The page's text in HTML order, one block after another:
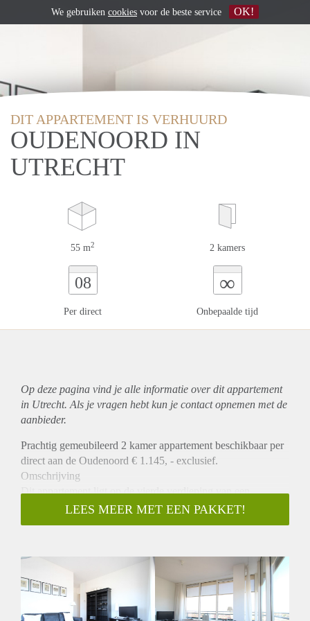
DIT APPARTEMENT IS VERHUURD
OUDENOORD IN
UTRECHT
55 m2 2 kamers
08
Per direct
∞
Onbepaalde tijd
Op deze pagina vind je alle informatie over ditappartement
in Utrecht. Als je vragen hebt kun je contact opnemen met de
aanbieder.
Prachtig gemeubileerd 2 kamer appartement beschikbaar per
direct aan de Oudenoord € 1.145, - exclusief.
Omschrijving
Dit appartement ligt op de vierde verdieping van een
appartementencomplex. Dit moderne luxe ingerichte 2-kamer
appartement 55m2 met hoge plafonds heeft een panoramisch
woonkamer (circa 28m2) met een open volledig ingerichte
keuken in de kleuren wit en mat. De voorzieningen in de
keuken omvatten een elektrisch fornuis, koelkast met vriezer
en vaatwasser. Een grote slaapkamer en een badkamer met
LEES MEER MET EEN PAKKET!
We gebruiken cookies voor de beste service OK!